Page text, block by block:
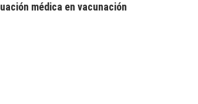
médica en vacunación